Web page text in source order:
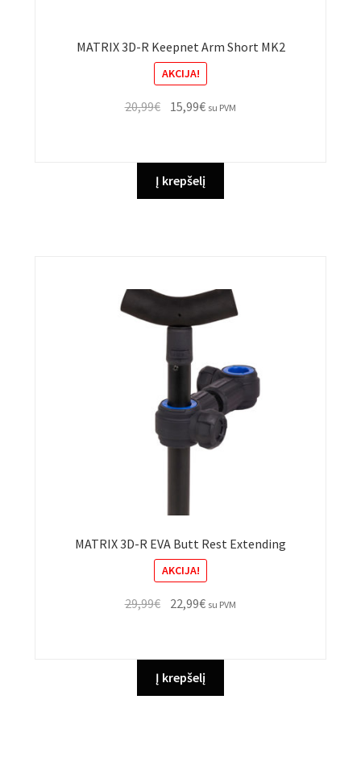
MATRIX 3D-R Keepnet Arm Short MK2
AKCIJA!
20,99€ Original
20,99€.
15,99€Current
15,99€.
su PVM
Į krepšelį
MATRIX 3D-R EVA Butt Rest Extending
AKCIJA!
29,99€ Original
29,99€.
22,99€Current
22,99€.
su PVM
Į krepšelį